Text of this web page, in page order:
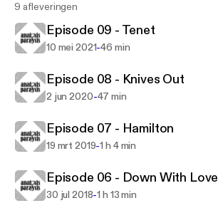
9 afleveringen
Episode 09 - Tenet
10 mei 2021-46 min
Episode 08 - Knives Out
2 jun 2020-47 min
Episode 07 - Hamilton
19 mrt 2019-1 h 4 min
Episode 06 - Down With Love
30 jul 2018-1 h 13 min